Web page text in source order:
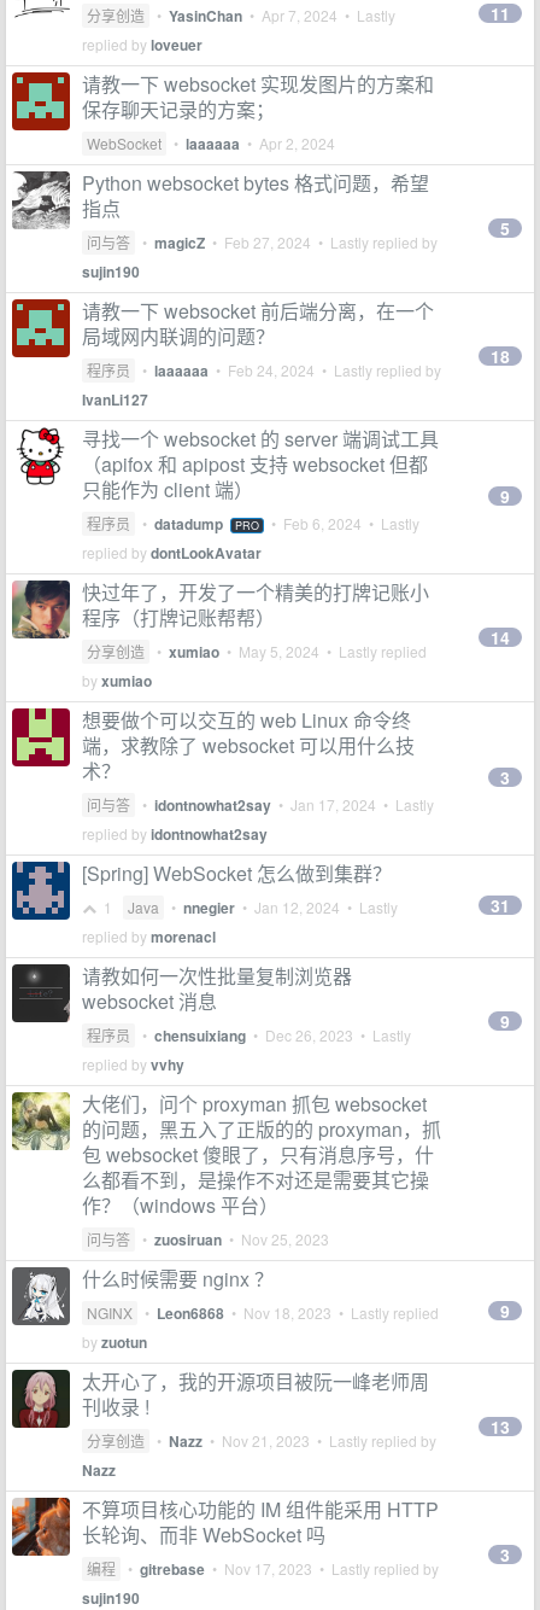
分享创造 • YasinChan • Apr 7, 2024 • Lastly
replied byloveuer
11
请教一下 websocket 实现发图片的方案和
保存聊天记录的方案；
WebSocket • laaaaaa • Apr 2, 2024
Python websocket bytes 格式问题，希望
指点
问与答 • magicZ • Feb 27, 2024 • Lastly replied by
sujin190
5
请教一下 websocket 前后端分离，在一个
局域网内联调的问题？
程序员 • laaaaaa • Feb 24, 2024 • Lastly replied by
IvanLi127
18
寻找一个 websocket 的 server 端调试工具
（apifox 和 apipost 支持 websocket 但都
只能作为 client 端）
程序员 • datadump PRO • Feb 6, 2024 • Lastly
replied bydontLookAvatar
9
快过年了，开发了一个精美的打牌记账小
程序（打牌记账帮帮）
分享创造 • xumiao • May 5, 2024 • Lastly replied
byxumiao
14
想要做个可以交互的 web Linux 命令终
端，求教除了 websocket 可以用什么技
术？
问与答 • idontnowhat2say • Jan 17, 2024 • Lastly
replied byidontnowhat2say
3
[Spring] WebSocket 怎么做到集群？
1 Java • nnegier • Jan 12, 2024 • Lastly
replied bymorenacl
31
请教如何一次性批量复制浏览器
websocket 消息
程序员 • chensuixiang • Dec 26, 2023 • Lastly
replied byvvhy
9
大佬们，问个 proxyman 抓包 websocket
的问题，黑五入了正版的的 proxyman，抓
包 websocket 傻眼了，只有消息序号，什
么都看不到，是操作不对还是需要其它操
作？（windows 平台）
问与答 • zuosiruan • Nov 25, 2023
什么时候需要 nginx ？
NGINX • Leon6868 • Nov 18, 2023 • Lastly replied
byzuotun
9
太开心了，我的开源项目被阮一峰老师周
刊收录 !
分享创造 • Nazz • Nov 21, 2023 • Lastly replied by
Nazz
13
不算项目核心功能的 IM 组件能采用 HTTP
长轮询、而非 WebSocket 吗
编程 • gitrebase • Nov 17, 2023 • Lastly replied by
sujin190
3